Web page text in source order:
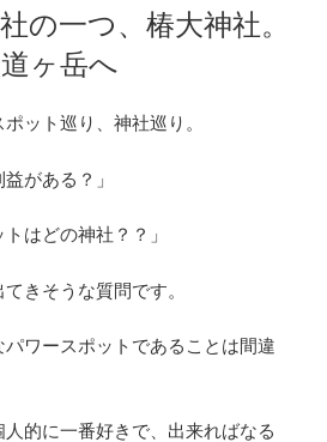
の一つ、椿大神社。
ヶ岳へ
ット巡り、神社巡り。
がある？」
はどの神社？？」
きそうな質問です。
ワースポットであることは間違
的に一番好きで、出来ればなる